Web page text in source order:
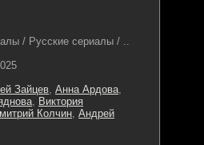
/ Русские сериалы / ..
Зайцев, Анна Ардова,
, Виктория
Колчин, Андрей